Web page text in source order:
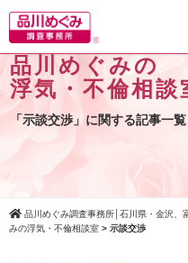
品川めぐみの
浮気・不倫相談
「示談交渉」に関する記事一覧
品川めぐみ調査事務所│石川県・金沢、
みの浮気・不倫相談室 > 示談交渉